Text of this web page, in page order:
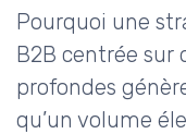
Pourquoi une
B2B centrée sur
profondes
qu’un volume